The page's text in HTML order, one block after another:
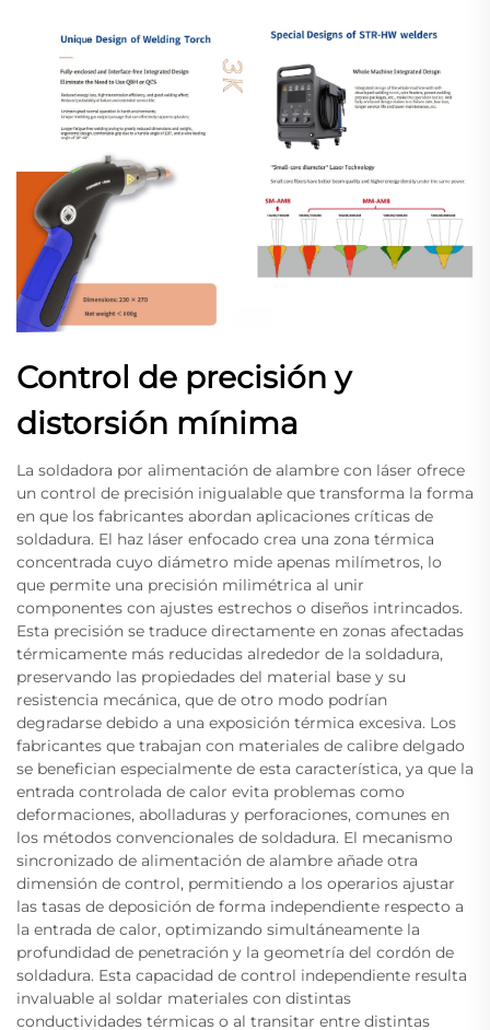
Control de precisión y
distorsión mínima
La soldadora por alimentación de alambre con láser ofrece
un control de precisión inigualable que transforma la forma
en que los fabricantes abordan aplicaciones críticas de
soldadura. El haz láser enfocado crea una zona térmica
concentrada cuyo diámetro mide apenas milímetros, lo
que permite una precisión milimétrica al unir
componentes con ajustes estrechos o diseños intrincados.
Esta precisión se traduce directamente en zonas afectadas
térmicamente más reducidas alrededor de la soldadura,
preservando las propiedades del material base y su
resistencia mecánica, que de otro modo podrían
degradarse debido a una exposición térmica excesiva. Los
fabricantes que trabajan con materiales de calibre delgado
se benefician especialmente de esta característica, ya que la
entrada controlada de calor evita problemas como
deformaciones, abolladuras y perforaciones, comunes en
los métodos convencionales de soldadura. El mecanismo
sincronizado de alimentación de alambre añade otra
dimensión de control, permitiendo a los operarios ajustar
las tasas de deposición de forma independiente respecto a
la entrada de calor, optimizando simultáneamente la
profundidad de penetración y la geometría del cordón de
soldadura. Esta capacidad de control independiente resulta
invaluable al soldar materiales con distintas
conductividades térmicas o al transitar entre distintas